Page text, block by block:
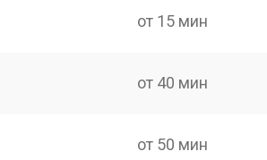
от 15 мин
от 40 мин
от 50 мин